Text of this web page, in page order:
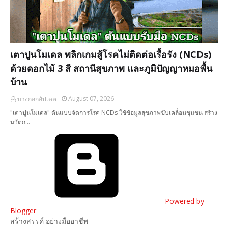
เตาปูนโมเดล พลิกเกมสู้โรคไม่ติดต่อเรื้อรัง (NCDs)
ด้วยดอกไม้ 3 สี สถานีสุขภาพ และภูมิปัญญาหมอพื้น
บ้าน
บางกอกอัปเดต
August 07, 2026
"เตาปูนโมเดล" ต้นแบบจัดการโรค NCDs ใช้ข้อมูลสุขภาพขับเคลื่อนชุมชน สร้าง
นวัตก…
Powered by
Blogger
สร้างสรรค์ อย่างมืออาชีพ